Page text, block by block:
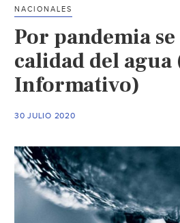
la
reapertura
del
Acueducto
diario
de
la
Republica)
NACIONALES
Por pandemia
calidad del agua
Informativo)
30 JULIO 2020